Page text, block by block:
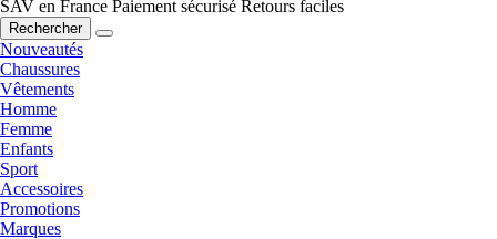
SAV en France Paiement sécurisé Retours faciles
Rechercher
Nouveautés
Chaussures
Vêtements
Homme
Femme
Enfants
Sport
Accessoires
Promotions
Marques